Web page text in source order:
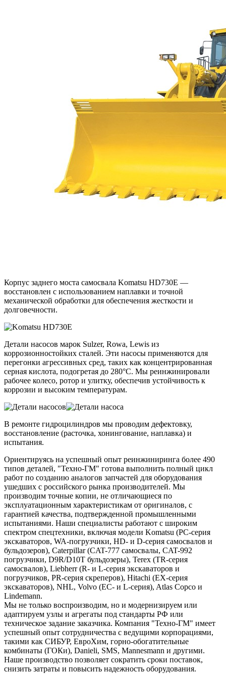
Корпус заднего моста самосвала Komatsu HD730E —
восстановлен с использованием наплавки и точной
механической обработки для обеспечения жесткости и
долговечности.
Детали насосов марок Sulzer, Rowa, Lewis из
коррозионностойких сталей. Эти насосы применяются для
перегонки агрессивных сред, таких как концентрированная
серная кислота, подогретая до 280°C. Мы реинжинировали
рабочее колесо, ротор и улитку, обеспечив устойчивость к
коррозии и высоким температурам.
В ремонте гидроцилиндров мы проводим дефектовку,
восстановление (расточка, хонингование, наплавка) и
испытания.
Ориентируясь на успешный опыт реинжиниринга более 490
типов деталей, "Техно-ГМ" готова выполнить полный цикл
работ по созданию аналогов запчастей для оборудования
ушедших с российского рынка производителей. Мы
производим точные копии, не отличающиеся по
эксплуатационным характеристикам от оригиналов, с
гарантией качества, подтвержденной промышленными
испытаниями. Наши специалисты работают с широким
спектром спецтехники, включая модели Komatsu (PC-серия
экскаваторов, WA-погрузчики, HD- и D-серия самосвалов и
бульдозеров), Caterpillar (CAT-777 самосвалы, CAT-992
погрузчики, D9R/D10T бульдозеры), Terex (TR-серия
самосвалов), Liebherr (R- и L-серия экскаваторов и
погрузчиков, PR-серия скреперов), Hitachi (EX-серия
экскаваторов), NHL, Volvo (EC- и L-серия), Atlas Copco и
Lindemann.
Мы не только воспроизводим, но и модернизируем или
адаптируем узлы и агрегаты под стандарты РФ или
техническое задание заказчика. Компания "Техно-ГМ" имеет
успешный опыт сотрудничества с ведущими корпорациями,
такими как СИБУР, ЕвроХим, горно-обогатительные
комбинаты (ГОКи), Danieli, SMS, Mannesmann и другими.
Наше производство позволяет сократить сроки поставок,
снизить затраты и повысить надежность оборудования.